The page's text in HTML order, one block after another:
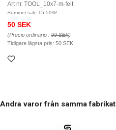
Art nr. TOOL_10x7-m-felt
Summer sale 15-50%!
50 SEK
(Precio ordinario : 99 SEK)
Tidigare lägsta pris: 50 SEK
Andra varor från samma fabrikat